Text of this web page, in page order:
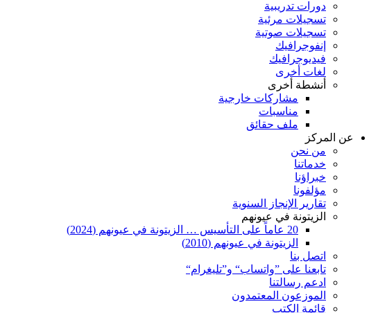
دورات تدريبية
تسجيلات مرئية
تسجيلات صوتية
إنفوجرافيك
فيديوجرافيك
لغات أخرى
أنشطة أخرى
مشاركات خارجية
مناسبات
ملف حقائق
عن المركز
من نحن
خدماتنا
خبراؤنا
مؤلفونا
تقارير الإنجاز السنوية
الزيتونة في عيونهم
20 عاماً على التأسيس … الزيتونة في عيونهم (2024)
الزيتونة في عيونهم (2010)
اتصل بنا
تابعنا على ”واتساب“ و”تليغرام“
ادعم رسالتنا
الموزعون المعتمدون
قائمة الكتب